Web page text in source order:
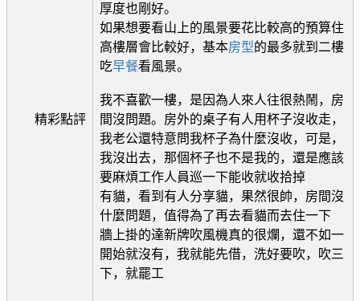
精彩點評
厚度也剛好。
如果想要看山上的風景要花比較高的預算住
高樓層會比較好，基本房型的最多就到二樓
吃早餐看風景。
我不喜歡一樓，是因為人來人往很熱鬧，房
間沒問題。房外的桌子有人用杯子沒收走，
我老公還特意問我杯子為什麼沒收，可是，
我沒出去，那個杯子也不是我的，還是應該
要麻煩工作人員巡一下能收就收拾掉
有貓，看到有人分享貓，果然很帥，房間沒
什麼問題，值得為了再去看貓而去住一下
牆上掛的達新牌吹風機真的很爛，還不如一
開始就沒有，我就能先借，洗好要吹，吹三
下，就罷工